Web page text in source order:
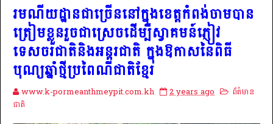
រមណីយដ្ឋានជាច្រើននៅក្នុងខេត្តកំពង់ចាមបាន
ត្រៀមខ្លួនរួចជាស្រេចដើម្បីស្វាគមន៍ភ្ញៀវ
ទេសចរជាតិនិងអន្តរជាតិ ក្នុងឱកាសនៃពិធី
បុណ្យឆ្នាំថ្មីប្រពៃណីជាតិខ្មែរ
www.k-pormeanthmeypit.com.kh 2 years ago
ព័ត៌មាន
ជាតិ